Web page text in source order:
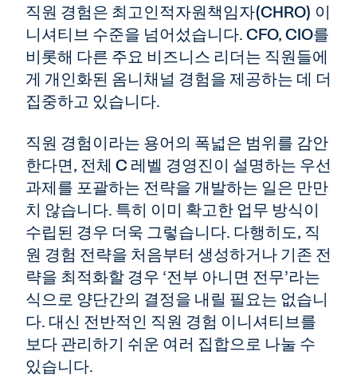
직원 경험은 최고인적자원책임자(CHRO) 이
니셔티브 수준을 넘어섰습니다. CFO, CIO를
비롯해 다른 주요 비즈니스 리더는 직원들에
게 개인화된 옴니채널 경험을 제공하는 데 더
집중하고 있습니다.
직원 경험이라는 용어의 폭넓은 범위를 감안
한다면, 전체 C 레벨 경영진이 설명하는 우선
과제를 포괄하는 전략을 개발하는 일은 만만
치 않습니다. 특히 이미 확고한 업무 방식이
수립된 경우 더욱 그렇습니다. 다행히도, 직
원 경험 전략을 처음부터 생성하거나 기존 전
략을 최적화할 경우 ‘전부 아니면 전무’라는
식으로 양단간의 결정을 내릴 필요는 없습니
다. 대신 전반적인 직원 경험 이니셔티브를
보다 관리하기 쉬운 여러 집합으로 나눌 수
있습니다.